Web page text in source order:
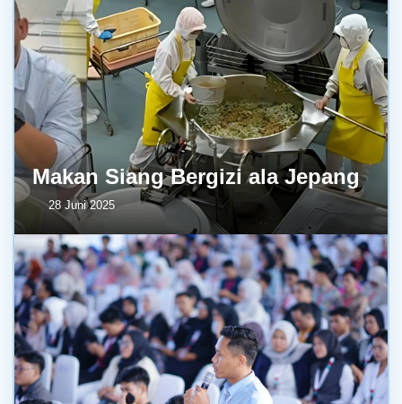
Makan Siang Bergizi ala Jepang
28 Juni 2025